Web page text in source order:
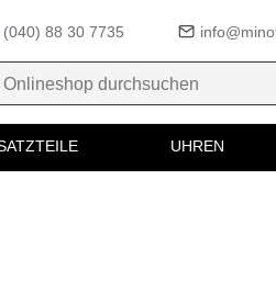
(040) 88 30 7735
UHREN